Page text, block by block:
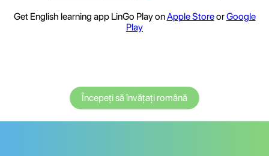
Get English learning app LinGo Play onApple StoreorGoogle
Play
Începeți să învățați română